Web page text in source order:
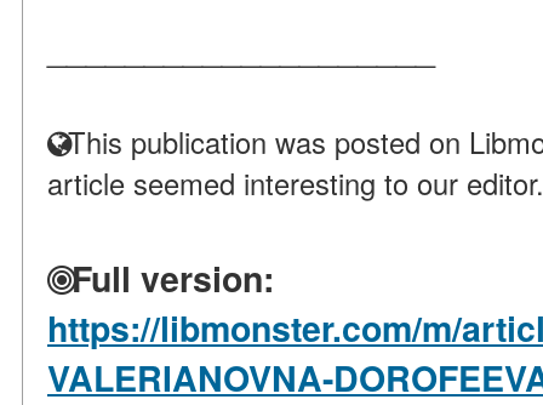
This publication was posted on
article seemed interesting to our editor.
Full version:
https://libmonster.com/m/
VALERIANOVNA-